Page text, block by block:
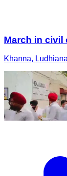
March in civil
Khanna,